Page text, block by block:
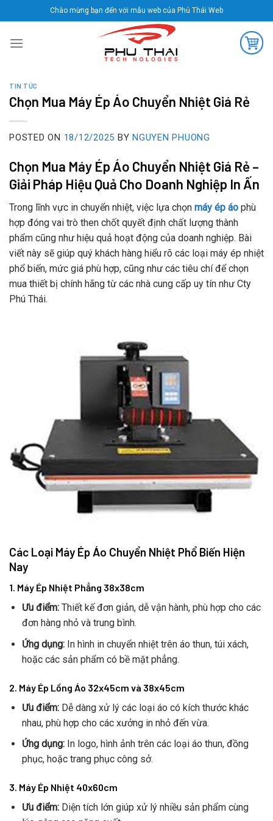
to
content
Chào mừng bạn đến với mẫu web của Phú Thái Web
TIN TỨC
Chọn Mua Máy Ép Áo Chuyển Nhiệt Giá Rẻ
POSTED ON 18/12/2025 BY NGUYEN PHUONG
Chọn Mua Máy Ép Áo Chuyển Nhiệt Giá Rẻ –
Giải Pháp Hiệu Quả Cho Doanh Nghiệp In Ấn
Trong lĩnh vực in chuyển nhiệt, việc lựa chọn máy ép áo phù
hợp đóng vai trò then chốt quyết định chất lượng thành
phẩm cũng như hiệu quả hoạt động của doanh nghiệp. Bài
viết này sẽ giúp quý khách hàng hiểu rõ các loại máy ép nhiệt
phổ biến, mức giá phù hợp, cũng như các tiêu chí để chọn
mua thiết bị chính hãng từ các nhà cung cấp uy tín như Cty
Phú Thái.
Các Loại Máy Ép Áo Chuyển Nhiệt Phổ Biến Hiện
Nay
1. Máy Ép Nhiệt Phẳng 38x38cm
Ưu điểm:Thiết kế đơn giản, dễ vận hành, phù hợp cho các
đơn hàng nhỏ và trung bình.
Ứng dụng:In hình in chuyển nhiệt trên áo thun, túi xách,
hoặc các sản phẩm có bề mặt phẳng.
2. Máy Ép Lồng Áo 32x45cm và 38x45cm
Ưu điểm:Dễ dàng xử lý các loại áo có kích thước khác
nhau, phù hợp cho các xưởng in nhỏ đến vừa.
Ứng dụng:In logo, hình ảnh trên các loại áo thun, đồng
phục, hoặc trang phục công sở.
3. Máy Ép Nhiệt 40x60cm
Ưu điểm:Diện tích lớn giúp xử lý nhiều sản phẩm cùng